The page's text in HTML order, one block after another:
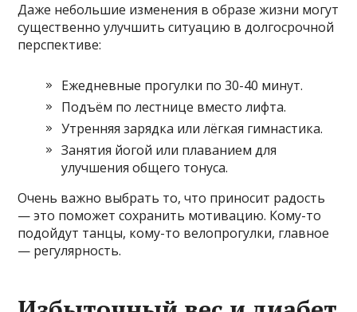
Даже небольшие изменения в образе жизни могут
существенно улучшить ситуацию в долгосрочной
перспективе:
Ежедневные прогулки по 30-40 минут.
Подъём по лестнице вместо лифта.
Утренняя зарядка или лёгкая гимнастика.
Занятия йогой или плаванием для
улучшения общего тонуса.
Очень важно выбрать то, что приносит радость
— это поможет сохранить мотивацию. Кому-то
подойдут танцы, кому-то велопрогулки, главное
— регулярность.